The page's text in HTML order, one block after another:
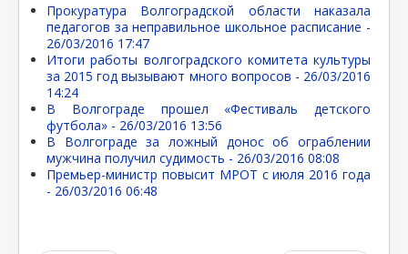
Прокуратура Волгоградской области наказала
педагогов за неправильное школьное расписание -
26/03/2016 17:47
Итоги работы волгоградского комитета культуры
за 2015 год вызывают много вопросов - 26/03/2016
14:24
В Волгограде прошел «Фестиваль детского
футбола» - 26/03/2016 13:56
В Волгограде за ложный донос об ограблении
мужчина получил судимость - 26/03/2016 08:08
Премьер-министр повысит МРОТ с июля 2016 года
- 26/03/2016 06:48